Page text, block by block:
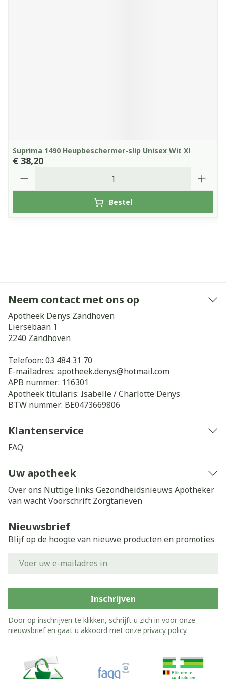
Suprima 1490 Heupbeschermer-slip Unisex Wit Xl
€ 38,20
Bestel
Neem contact met ons op
Apotheek Denys Zandhoven
Liersebaan 1
2240 Zandhoven
Telefoon: 03 484 31 70
E-mailadres: apotheek.denys@hotmail.com
APB nummer: 116301
Apotheek titularis: Isabelle / Charlotte Denys
BTW nummer: BE0473669806
Klantenservice
FAQ
Uw apotheek
Over ons Nuttige links Gezondheidsnieuws Apotheker
van wachtVoorschrift Zorgtarieven
Nieuwsbrief
Blijf op de hoogte van nieuwe producten en promoties
Inschrijven
Door op inschrijven te klikken, schrijft u zich in voor onze
nieuwsbrief en gaat u akkoord met onze privacy policy.